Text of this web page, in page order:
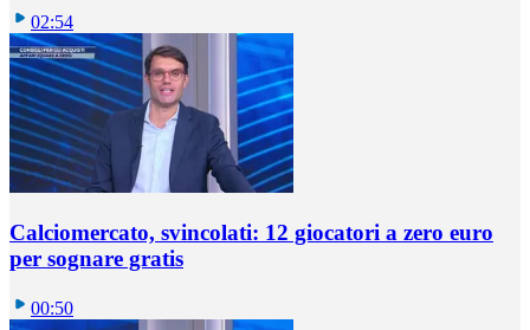
02:54
Calciomercato, svincolati: 12 giocatori a zero euro
per sognare gratis
00:50